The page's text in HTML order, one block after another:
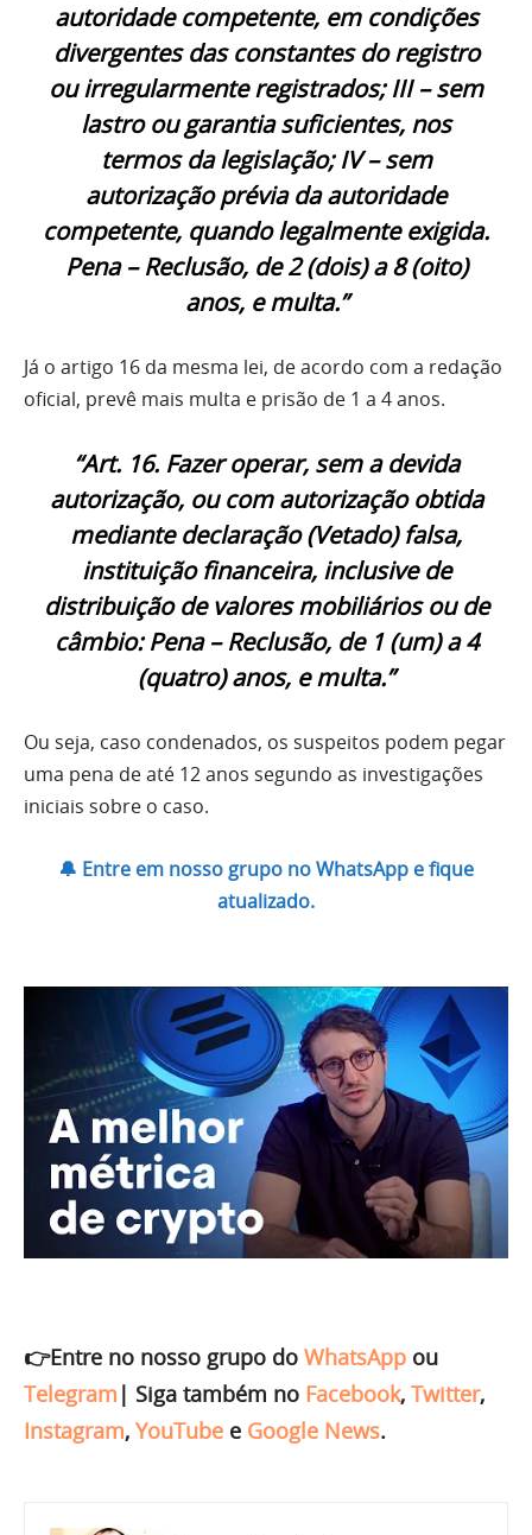
autoridade competente, em condições
divergentes das constantes do registro
ou irregularmente registrados; III – sem
lastro ou garantia suficientes, nos
termos da legislação; IV – sem
autorização prévia da autoridade
competente, quando legalmente exigida.
Pena – Reclusão, de 2 (dois) a 8 (oito)
anos, e multa.”
Já o artigo 16 da mesma lei, de acordo com a redação
oficial, prevê mais multa e prisão de 1 a 4 anos.
“Art. 16. Fazer operar, sem a devida
autorização, ou com autorização obtida
mediante declaração (Vetado) falsa,
instituição financeira, inclusive de
distribuição de valores mobiliários ou de
câmbio: Pena – Reclusão, de 1 (um) a 4
(quatro) anos, e multa.”
Ou seja, caso condenados, os suspeitos podem pegar
uma pena de até 12 anos segundo as investigações
iniciais sobre o caso.
🔔 Entre em nosso grupo no WhatsApp e fique
atualizado.
👉Entre no nosso grupo do WhatsApp ou
Telegram | Siga também no Facebook, Twitter,
Instagram, YouTube e Google News.